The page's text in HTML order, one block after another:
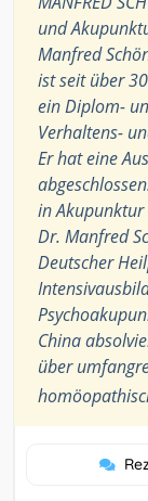
und
Manfred
ist seit über
ein Diplom-
Verhaltens-
Er hat eine
in Akupunktur
Dr. Manfred
Deutscher
China
über